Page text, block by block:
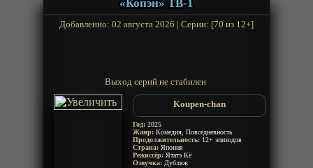
«Копэн» ТВ-1
Добавленно: 02 августа 2026 | Серии: [70 из 12+]
Выход серий не стабилен
Koupen-chan
Год: 2025
Жанр: Комедия, Повседневность
Продолжительность: 12+ эпизодов
Страна: Япония
Режиссёр: Ятатэ Кё
Озвучка: Дубляж